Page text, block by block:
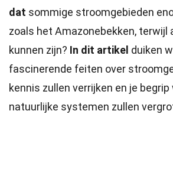
dat sommige stroomgebieden
zoals het Amazonebekken, terwijl
kunnen zijn? In dit artikel duiken
fascinerende feiten over
kennis zullen verrijken en je begrip
natuurlijke systemen zullen